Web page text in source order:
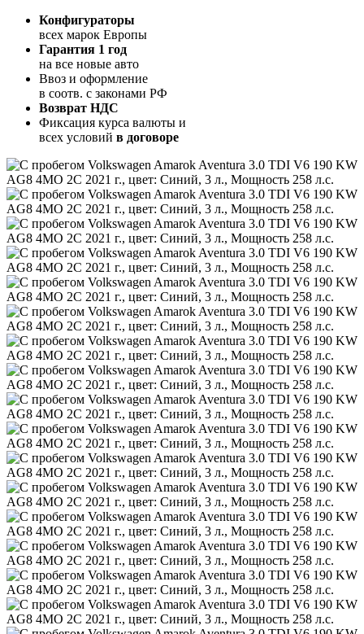
Конфигураторы
всех марок Европы
Гарантия 1 год
на все новые авто
Ввоз и оформление
в соотв. с законами РФ
Возврат НДС
Фиксация курса валюты и
всех условий в договоре